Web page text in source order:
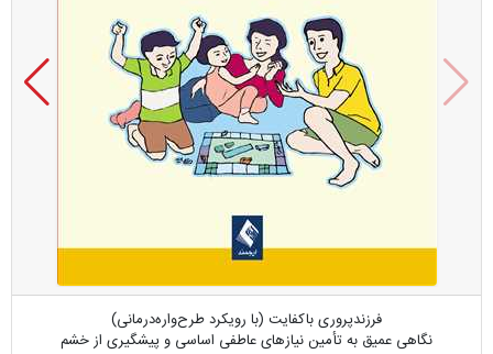
فرزندپروری باکفایت (با رویکرد طرح‌واره‌درمانی)
نگاهی عمیق به تأمین نیازهای عاطفی اساسی و پیشگیری از خشم